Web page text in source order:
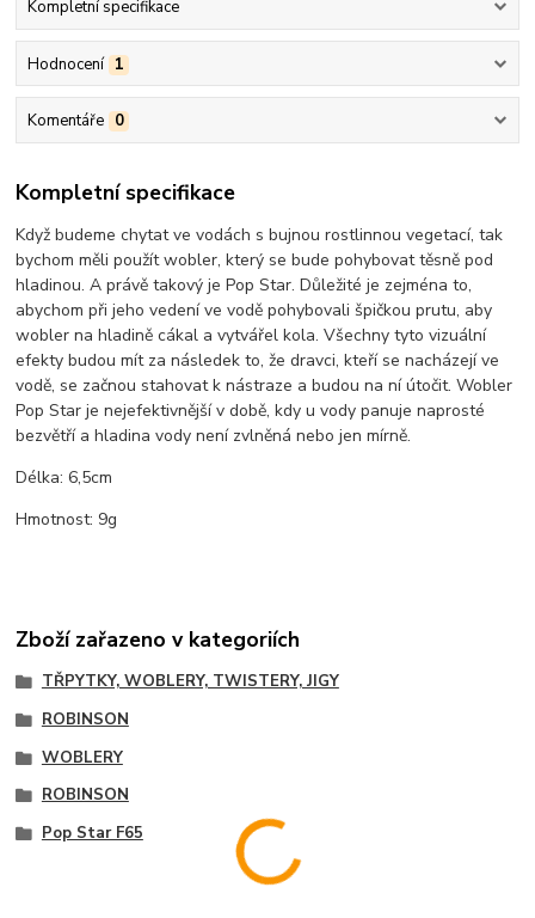
Kompletní specifikace
Hodnocení 1
Komentáře 0
Kompletní specifikace
Když budeme chytat ve vodách s bujnou rostlinnou vegetací, tak
bychom měli použít wobler, který se bude pohybovat těsně pod
hladinou. A právě takový je Pop Star. Důležité je zejména to,
abychom při jeho vedení ve vodě pohybovali špičkou prutu, aby
wobler na hladině cákal a vytvářel kola. Všechny tyto vizuální
efekty budou mít za následek to, že dravci, kteří se nacházejí ve
vodě, se začnou stahovat k nástraze a budou na ní útočit. Wobler
Pop Star je nejefektivnější v době, kdy u vody panuje naprosté
bezvětří a hladina vody není zvlněná nebo jen mírně.
Délka: 6,5cm
Hmotnost: 9g
Zboží zařazeno v kategoriích
TŘPYTKY, WOBLERY, TWISTERY, JIGY
ROBINSON
WOBLERY
ROBINSON
Pop Star F65